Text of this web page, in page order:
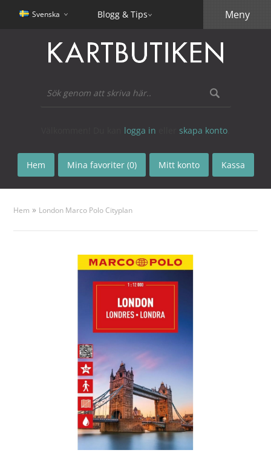
Svenska Blogg & Tips
logga in skapa konto
Hem Mina favoriter (0) Mitt konto Kassa
Meny
Hem » London Marco Polo Cityplan